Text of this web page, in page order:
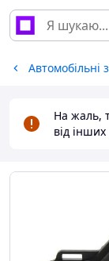
Автомобільні
На жаль,
від